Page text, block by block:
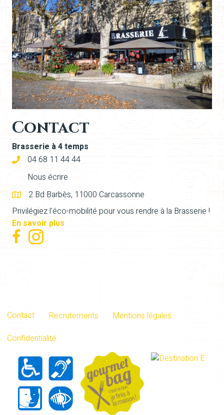
Contact
Brasserie à 4 temps
04 68 11 44 44
Nous écrire
2 Bd Barbès, 11000 Carcassonne
Privilégiez l'éco-mobilité pour vous rendre à la Brasserie !
En savoir plus
Contact Recrutements
Mentions légales
Confidentialité